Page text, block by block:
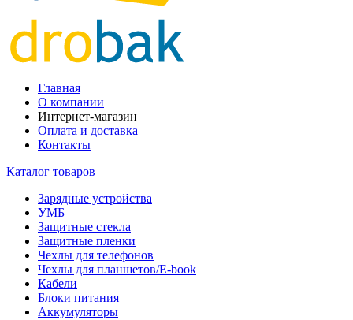
Главная
О компании
Интернет-магазин
Оплата и доставка
Контакты
Каталог товаров
Зарядные устройства
УМБ
Защитные стекла
Защитные пленки
Чехлы для телефонов
Чехлы для планшетов/E-book
Кабели
Блоки питания
Аккумуляторы